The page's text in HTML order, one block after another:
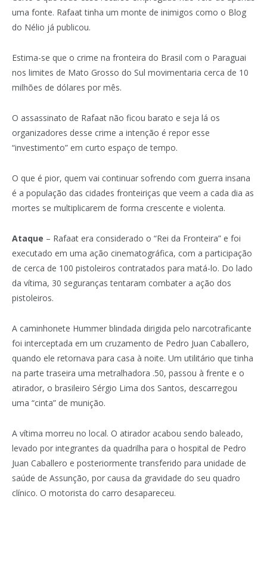
uma fonte. Rafaat tinha um monte de inimigos como o Blog
do Nélio já publicou.
Estima-se que o crime na fronteira do Brasil com o Paraguai
nos limites de Mato Grosso do Sul movimentaria cerca de 10
milhões de dólares por mês.
O assassinato de Rafaat não ficou barato e seja lá os
organizadores desse crime a intenção é repor esse
“investimento” em curto espaço de tempo.
O que é pior, quem vai continuar sofrendo com guerra insana
é a população das cidades fronteiriças que veem a cada dia as
mortes se multiplicarem de forma crescente e violenta.
Ataque – Rafaat era considerado o “Rei da Fronteira” e foi
executado em uma ação cinematográfica, com a participação
de cerca de 100 pistoleiros contratados para matá-lo. Do lado
da vítima, 30 seguranças tentaram combater a ação dos
pistoleiros.
A caminhonete Hummer blindada dirigida pelo narcotraficante
foi interceptada em um cruzamento de Pedro Juan Caballero,
quando ele retornava para casa à noite. Um utilitário que tinha
na parte traseira uma metralhadora .50, passou à frente e o
atirador, o brasileiro Sérgio Lima dos Santos, descarregou
uma “cinta” de munição.
A vítima morreu no local. O atirador acabou sendo baleado,
levado por integrantes da quadrilha para o hospital de Pedro
Juan Caballero e posteriormente transferido para unidade de
saúde de Assunção, por causa da gravidade do seu quadro
clínico. O motorista do carro desapareceu.